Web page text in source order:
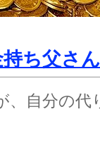
ち父さ
、自分の